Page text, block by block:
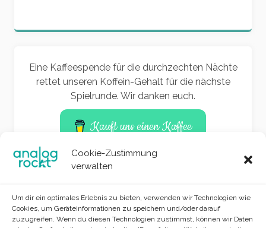
Cookie-Zustimmung
verwalten
Um dir ein optimales Erlebnis zu bieten, verwenden wir Technologien wie
Cookies, um Geräteinformationen zu speichern und/oder darauf
zuzugreifen. Wenn du diesen Technologien zustimmst, können wir Daten
Eine Kaffeespende für die durchzechten Nächte
rettet unseren Koffein-Gehalt für die nächste
Spielrunde. Wir danken euch.
Kauft uns einen Kaffee